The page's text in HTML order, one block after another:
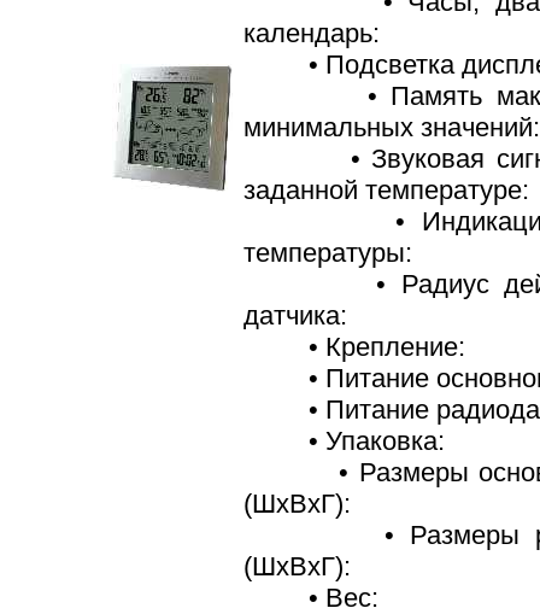
календарь:
• Подсветка
• Память
минимальных
• Звуковая
заданной температуре:
• Индикация
температуры:
• Радиус
датчика:
• Крепление:
• Питание
• Питание
• Упаковка:
• Размеры
(ШхВхГ):
• Размеры
(ШхВхГ):
• Вес: